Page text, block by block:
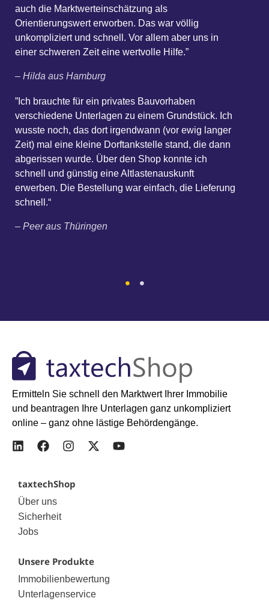
die Marktwerteinschätzung als
erworben. Das war völlig
und schnell. Vor allem aber uns in
schweren Zeit eine wertvolle Hilfe.”
aus Hamburg
brauchte für ein privates Bauvorhaben
Unterlagen zu einem Grundstück. Ich
noch, das dort irgendwann (vor ewig langer
mal eine kleine Dorftankstelle stand, die dann
wurde. Über den Shop konnte ich
und günstig eine Altlastenauskunft
Die Bestellung war einfach, die Lieferung
aus Thüringen
Ermitteln Sie schnell den Marktwert Ihrer Immobilie
und beantragen Ihre Unterlagen ganz unkompliziert
online – ganz ohne lästige Behördengänge.
taxtechShop
Über uns
Sicherheit
Jobs
Unsere Produkte
Immobilienbewertung
Unterlagenservice